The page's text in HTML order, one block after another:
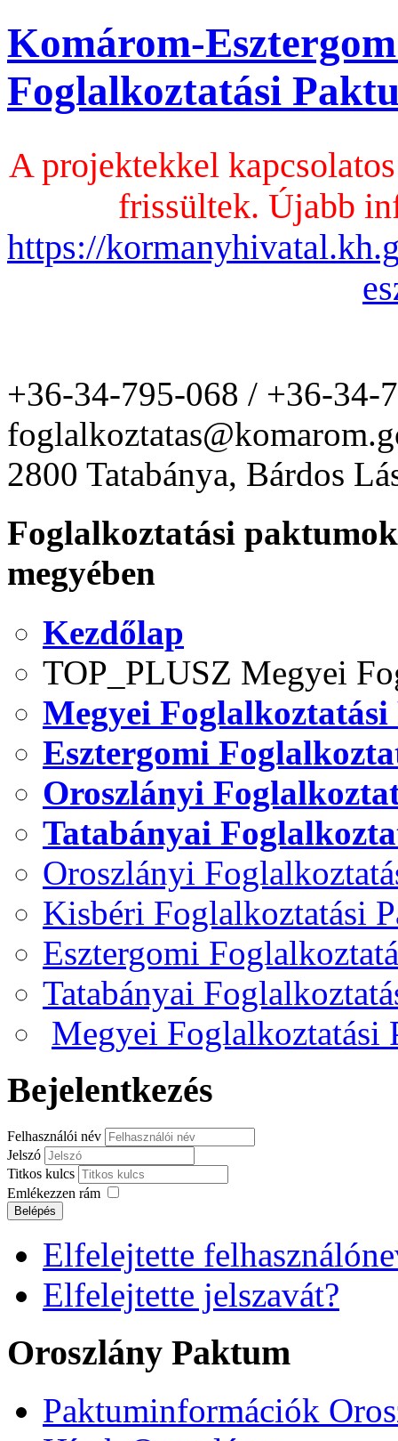
Komárom-
Foglalkoztatási
A projektekkel
frissültek. Újabb
https://
+36-34-795-068 / +36-34-
2800 Tatabánya, Bárdos
Foglalkoztatási
megyében
Kezdőlap
TOP_PLUSZ Megyei
Megyei
Esztergomi
Oroszlányi
Tatabányai
Oroszlányi
Kisbéri Foglalkoztatási
Esztergomi
Tatabányai
Megyei Foglalkoztatási
Bejelentkezés
Felhasználói név
Jelszó
Titkos kulcs
Emlékezzen rám
Belépés
Elfelejtette
Elfelejtette jelszavát?
Oroszlány Paktum
Paktuminformációk